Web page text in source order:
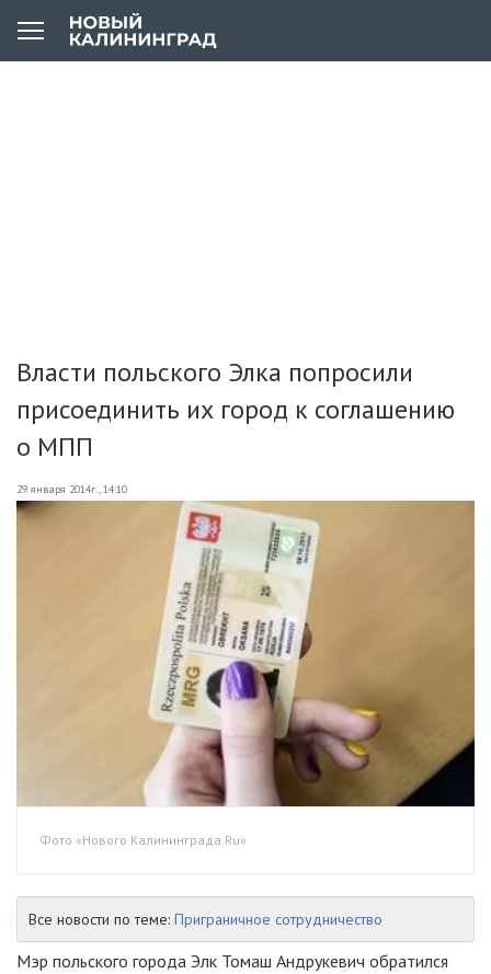
Власти польского Элка попросили
присоединить их город к соглашению
о МПП
29 января 2014г., 14:10
Фото «Нового Калининграда.Ru»
Все новости по теме: Приграничное сотрудничество
Мэр польского города Элк Томаш Андрукевич обратился